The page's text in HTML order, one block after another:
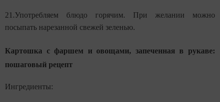
21.Употребляем блюдо горячим. При желании можно
посыпать нарезанной свежей зеленью.
Картошка с фаршем и овощами, запеченная в рукаве:
пошаговый рецепт
Ингредиенты: